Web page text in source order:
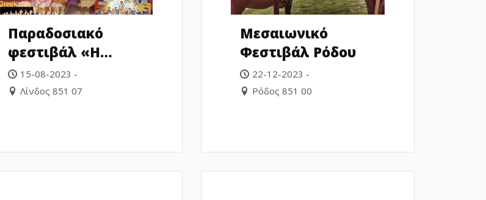
Παραδοσιακό
φεστιβάλ «Η
κοίμηση της
Θεοτόκου»
15-08-2023 -
Λίνδος 851 07
Μεσαιωνικό
Φεστιβάλ Ρόδου
22-12-2023 -
Ρόδος 851 00